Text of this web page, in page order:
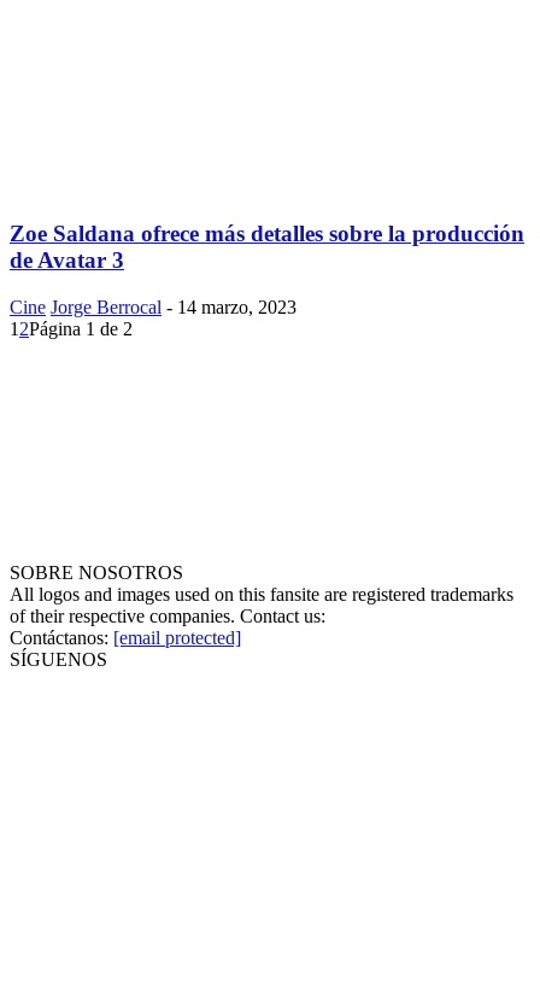
Zoe Saldana ofrece más detalles sobre la producción
de Avatar 3
Cine Jorge Berrocal - 14 marzo, 2023
1 2Página 1 de 2
SOBRE NOSOTROS
All logos and images used on this fansite are registered trademarks
of their respective companies. Contact us:
Contáctanos: [email protected]
SÍGUENOS